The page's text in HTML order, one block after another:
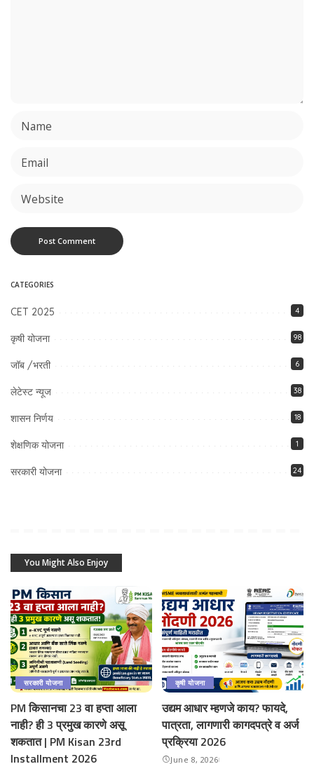
CATEGORIES
CET 2025 4
कृषी योजना 98
जॉब /भरती 6
लेटेस्ट न्यूज 38
शासन निर्णय 18
शेक्षणिक योजना 1
सरकारी योजना 24
You Might Also Enjoy
सरकारी योजना
PM किसानचा 23 वा हप्ता आला
नाही? ही 3 प्रमुख कारणे असू
शकतात | PM Kisan 23rd
Installment 2026
कृषी योजना
उद्यम आधार म्हणजे काय? फायदे,
पात्रता, लागणारी कागदपत्रे व अर्ज
प्रक्रिया 2026
June 8, 2026